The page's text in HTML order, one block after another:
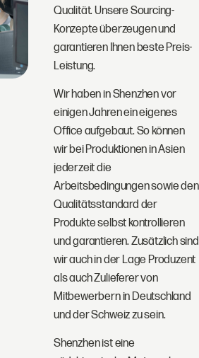
Qualität. Unsere Sourcing-
Konzepte überzeugen und
garantieren Ihnen beste Preis-
Leistung.
Wir haben in Shenzhen vor
einigen Jahren ein eigenes
Office aufgebaut. So können
wir bei Produktionen in Asien
jederzeit die
Arbeitsbedingungen sowie den
Qualitätsstandard der
Produkte selbst kontrollieren
und garantieren. Zusätzlich sind
wir auch in der Lage Produzent
als auch Zulieferer von
Mitbewerbern in Deutschland
und der Schweiz zu sein.
Shenzhen ist eine